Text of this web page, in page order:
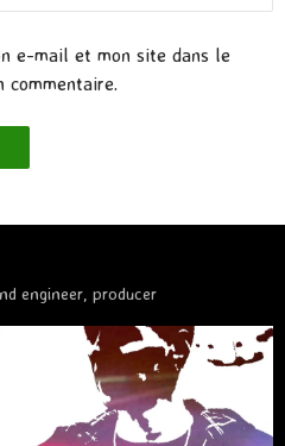
e-mail et mon site dans le
commentaire.
engineer, producer